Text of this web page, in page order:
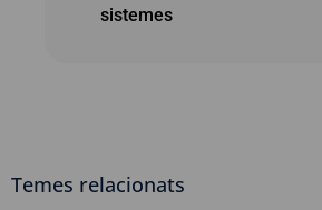
sistemes
Temes relacionats